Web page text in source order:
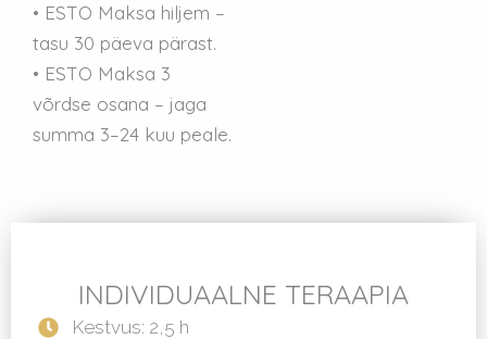
• ESTO Maksa hiljem –
tasu 30 päeva pärast.
• ESTO Maksa 3
võrdse osana – jaga
summa 3–24 kuu peale.
INDIVIDUAALNE TERAAPIA
Kestvus: 2,5 h